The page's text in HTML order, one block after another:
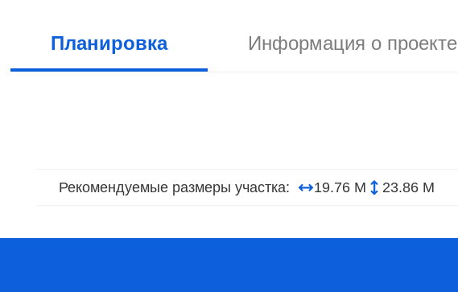
Планировка Информация о проекте
Рекомендуемые размеры участка: 19.76 М 23.86 М